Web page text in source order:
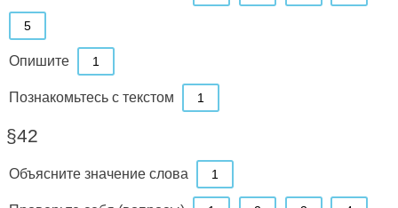
5
Опишите 1
Познакомьтесь с текстом 1
§42
Объясните значение слова 1